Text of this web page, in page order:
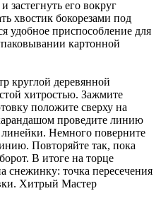
застегнуть его вокруг
хвостик бокорезами под
удобное приспособление для
картонной
круглой деревянной
хитростью. Зажмите
положите сверху на
проведите линию
линейки. Немного поверните
Повторяйте так, пока
В итоге на торце
снежинку: точка пересечения
Хитрый Мастер